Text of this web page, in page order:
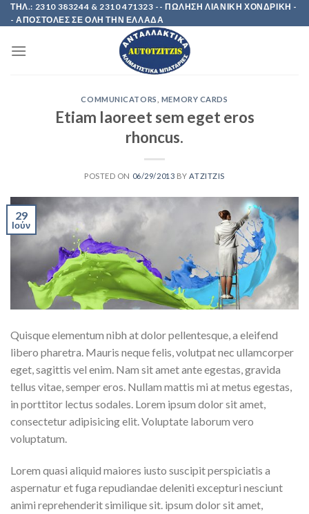
Skip
to
ΤΗΛ.: 2310 383244 & 2310 471323 -- ΠΩΛΗΣΗ ΛΙΑΝΙΚΗ ΧΟΝΔΡΙΚΗ -
- ΑΠΟΣΤΟΛΕΣ ΣΕ ΟΛΗ ΤΗΝ ΕΛΛΑΔΑ
COMMUNICATORS MEMORY CARDS
Etiam laoreet sem eget eros
rhoncus.
POSTED ON 06/29/2013 BY ATZITZIS
29
Ιούν
Quisque elementum nibh at dolor pellentesque, a eleifend
libero pharetra. Mauris neque felis, volutpat nec ullamcorper
eget, sagittis vel enim. Nam sit amet ante egestas, gravida
tellus vitae, semper eros. Nullam mattis mi at metus egestas,
in porttitor lectus sodales. Lorem ipsum dolor sit amet,
consectetur adipisicing elit. Voluptate laborum vero
voluptatum.
Lorem quasi aliquid maiores iusto suscipit perspiciatis a
aspernatur et fuga repudiandae deleniti excepturi nesciunt
animi reprehenderit similique sit. ipsum dolor sit amet,